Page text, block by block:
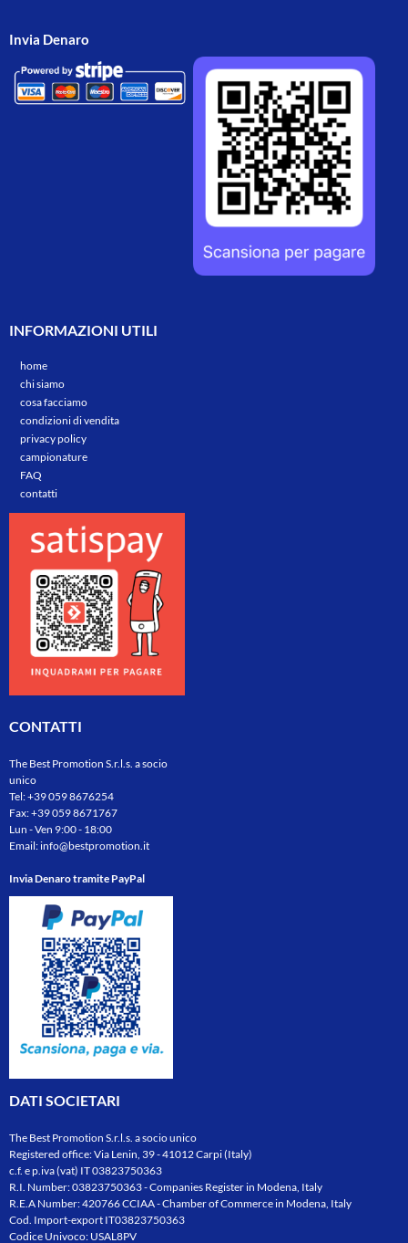
Invia Denaro
INFORMAZIONI UTILI
home
chi siamo
cosa facciamo
condizioni di vendita
privacy policy
campionature
FAQ
contatti
CONTATTI
The Best Promotion S.r.l.s. a socio
unico
Tel:+39 059 8676254
Fax: +39 059 8671767
Lun - Ven 9:00 - 18:00
Email:info@bestpromotion.it
Invia Denaro tramite PayPal
DATI SOCIETARI
The Best Promotion S.r.l.s. a socio unico
Registered office: Via Lenin, 39 - 41012 Carpi (Italy)
c.f. e p.iva (vat) IT 03823750363
R.I. Number: 03823750363 - Companies Register in Modena, Italy
R.E.A Number: 420766 CCIAA - Chamber of Commerce in Modena, Italy
Cod. Import-export IT03823750363
Codice Univoco: USAL8PV